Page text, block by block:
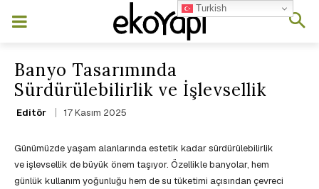
Banyo Tasarımında
Sürdürülebilirlik ve İşlevsellik
Editör 17 Kasım 2025
Günümüzde yaşam alanlarında estetik kadar sürdürülebilirlik
ve işlevsellik de büyük önem taşıyor. Özellikle banyolar, hem
günlük kullanım yoğunluğu hem de su tüketimi açısından çevreci
Turkish